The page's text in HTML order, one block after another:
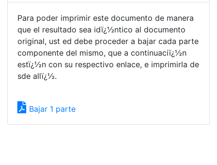
Para poder imprimir este documento de manera
que el resultado sea idï¿½ntico al documento
original, ust ed debe proceder a bajar cada parte
componente del mismo, que a continuaciï¿½n
estï¿½n con su respectivo enlace, e imprimirla de
sde allï¿½.
Bajar 1 parte